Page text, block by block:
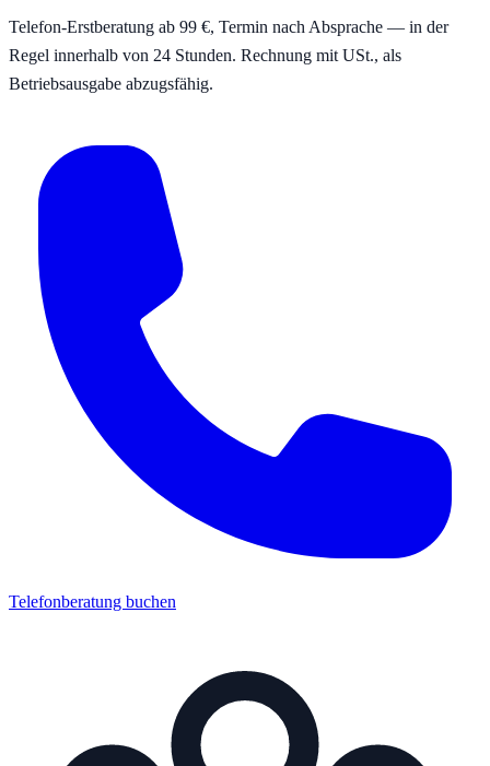
Telefon-Erstberatung ab 99 €, Termin nach Absprache — in der
Regel innerhalb von 24 Stunden. Rechnung mit USt., als
Betriebsausgabe abzugsfähig.
Telefonberatung buchen